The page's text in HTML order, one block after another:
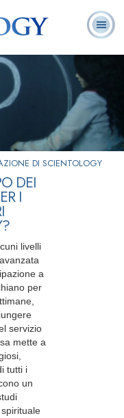
Domande
ricorrenti
DI SCIENTOLOGY
DEI
I
livelli
a
per
servizio
mette a
tutti i
un